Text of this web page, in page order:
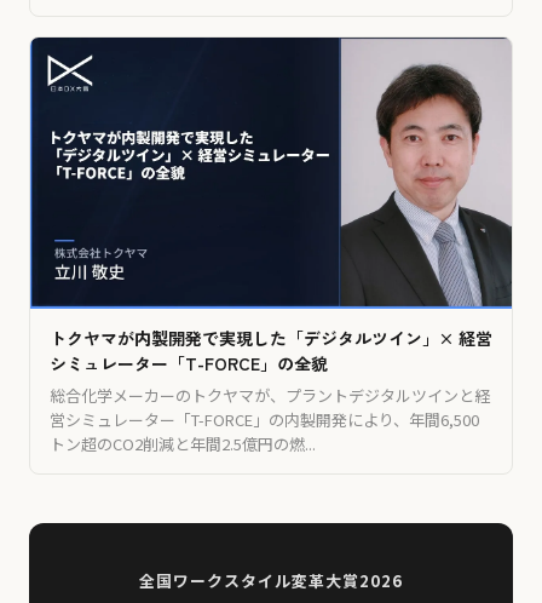
トクヤマが内製開発で実現した「デジタルツイン」× 経営
シミュレーター「T-FORCE」の全貌
総合化学メーカーのトクヤマが、プラントデジタルツインと経
営シミュレーター「T-FORCE」の内製開発により、年間6,500
トン超のCO2削減と年間2.5億円の燃...
全国ワークスタイル変革大賞2026